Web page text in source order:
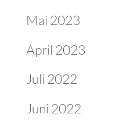
Mai 2023
April 2023
Juli 2022
Juni 2022